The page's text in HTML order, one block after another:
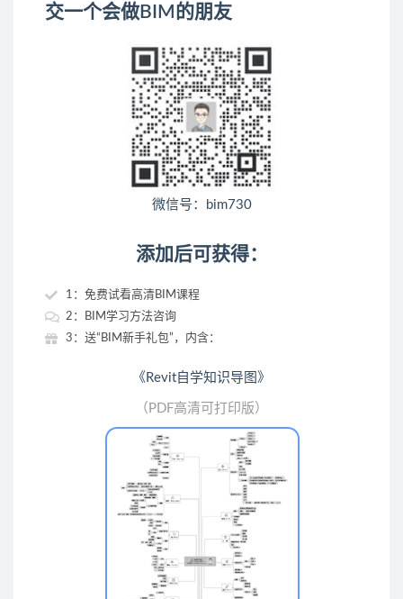
交一个会做BIM的朋友
微信号：bim730
添加后可获得：
1：免费试看高清BIM课程
2：BIM学习方法咨询
3：送“BIM新手礼包”，内含：
《Revit自学知识导图》
（PDF高清可打印版）